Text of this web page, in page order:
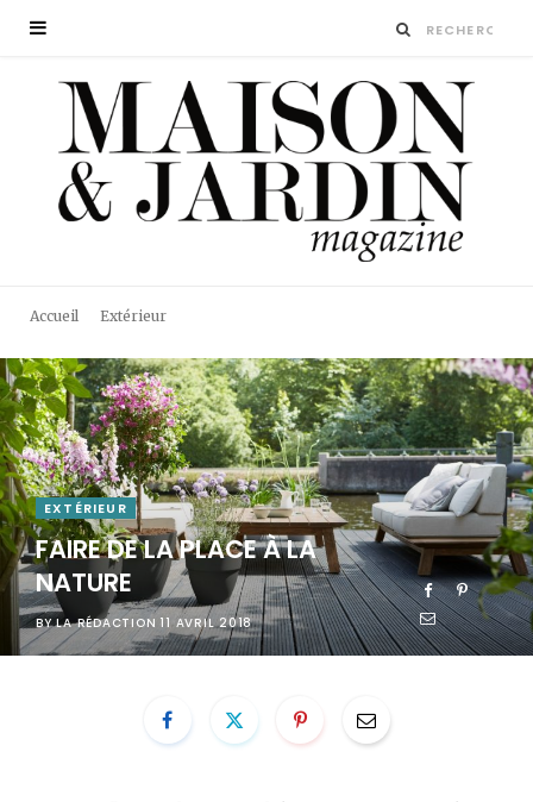
Accueil Extérieur
EXTÉRIEUR
FAIRE DE LA PLACE À LA
NATURE
BY LA RÉDACTION 11 AVRIL 2018